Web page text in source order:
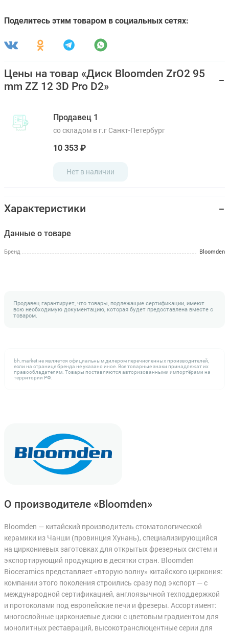
Поделитесь этим товаром в социальных сетях:
Цены на товар «Диск Bloomden ZrO2 95
mm ZZ 12 3D Pro D2»
Продавец 1
со складом в г.г Санкт-Петербург
10 353 ₽
Нет в наличии
Характеристики
Данные о товаре
Бренд Bloomden
Продавец гарантирует, что товары, подлежащие сертификации, имеют
всю необходимую документацию, которая будет предоставлена вместе с
товаром.
bh.market не является официальным дилером перечисленных производителей,
если на странице бренда не указано иное. Все товарные знаки принадлежат их
правообладателям. Товары поставляются авторизованными импортёрами на
территории РФ.
О производителе «Bloomden»
Bloomden — китайский производитель стоматологической
керамики из Чанши (провинция Хунань), специализирующийся
на циркониевых заготовках для открытых фрезерных систем и
экспортирующий продукцию в десятки стран. Bloomden
Bioceramics представляет «вторую волну» китайского циркония:
компании этого поколения строились сразу под экспорт — с
международной сертификацией, англоязычной техподдержкой
и протоколами под европейские печи и фрезеры. Ассортимент:
многослойные циркониевые диски с цветовым градиентом для
монолитных реставраций, высокотранслюцентные серии для